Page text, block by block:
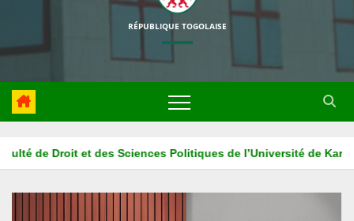
RÉPUBLIQUE TOGOLAISE